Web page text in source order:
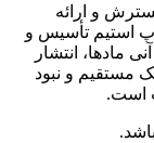
سال 1401 با هدف گسترش و ارائه
استیم تأسیس و
مادها، انتشار
مستقیم و نبود
است.